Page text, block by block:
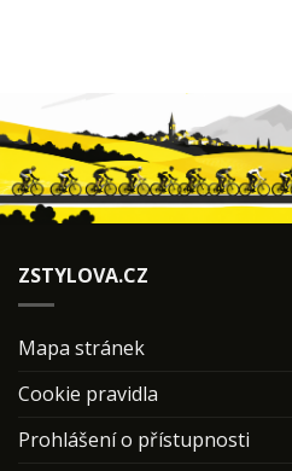
ZSTYLOVA.CZ
Mapa stránek
Cookie pravidla
Prohlášení o přístupnosti